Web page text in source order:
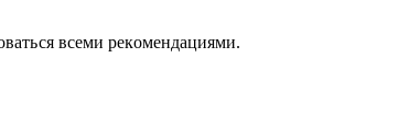
всеми рекомендациями.